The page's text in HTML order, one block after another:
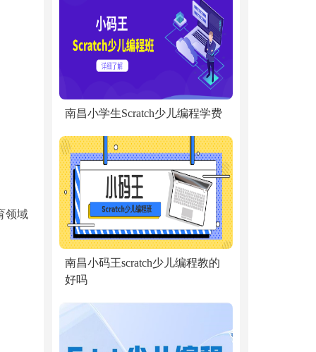
领域
南昌小学生Scratch少儿编程学费
南昌小码王scratch少儿编程教的
好吗